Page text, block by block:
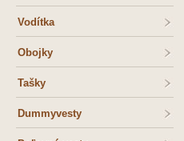
Vodítka
Obojky
Tašky
Dummyvesty